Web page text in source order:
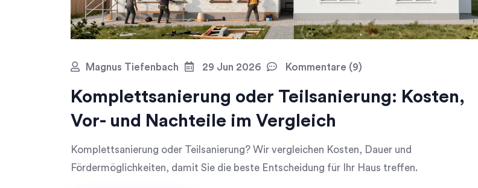
Magnus Tiefenbach 29 Jun 2026 Kommentare (9)
Komplettsanierung oder Teilsanierung: Kosten,
Vor- und Nachteile im Vergleich
Komplettsanierung oder Teilsanierung? Wir vergleichen Kosten, Dauer und
Fördermöglichkeiten, damit Sie die beste Entscheidung für Ihr Haus treffen.